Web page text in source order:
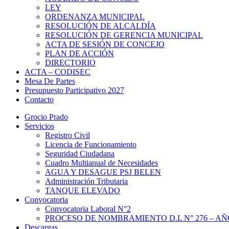
LEY
ORDENANZA MUNICIPAL
RESOLUCIÓN DE ALCALDÍA
RESOLUCIÓN DE GERENCIA MUNICIPAL
ACTA DE SESIÓN DE CONCEJO
PLAN DE ACCIÓN
DIRECTORIO
ACTA – CODISEC
Mesa De Partes
Presupuesto Participativo 2027
Contacto
Grocio Prado
Servicios
Registro Civil
Licencia de Funcionamiento
Seguridad Ciudadana
Cuadro Multianual de Necesidades
AGUA Y DESAGUE PSJ BELEN
Administración Tributaria
TANQUE ELEVADO
Convocatoria
Convocatoria Laboral N°2
PROCESO DE NOMBRAMIENTO D.L N° 276 –
Descargas